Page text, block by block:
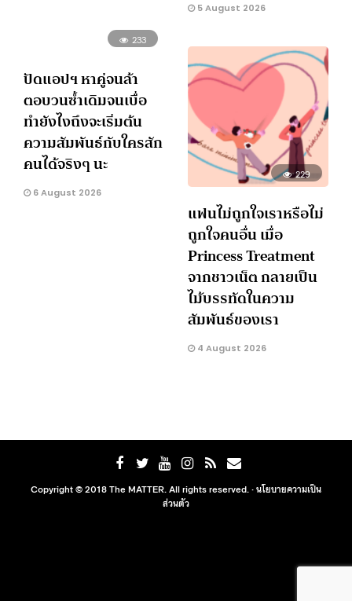
5 August 2026
233
ปัดแอปฯ หาคู่จนล้า
ตอบวนซ้ำเดิมจนเบื่อ
ทำยังไงถึงจะเริ่มต้น
ความสัมพันธ์กับใครสัก
คนได้จริงๆ นะ
6 August 2026
229
แฟนไม่ถูกใจเราหรือไม่
ถูกใจคนอื่น เมื่อ
Princess Treatment
จากชาวเน็ต กลายเป็น
ไม้บรรทัดในความ
สัมพันธ์ของเรา
4 August 2026
Copyright © 2018 The MATTER. All rights reserved. ·นโยบายความเป็น
ส่วนตัว